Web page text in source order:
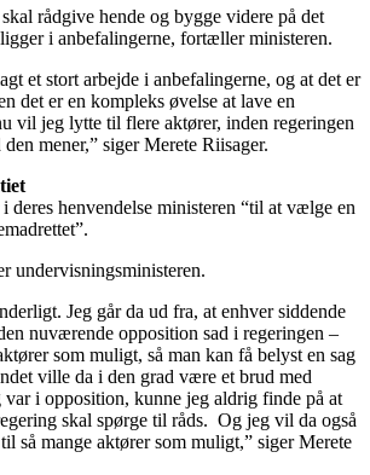
rådgive hende og bygge videre på det
i anbefalingerne, fortæller ministeren.
et stort arbejde i anbefalingerne, og at det er
det er en kompleks øvelse at lave en
vil jeg lytte til flere aktører, inden regeringen
mener,” siger Merete Riisager.
deres henvendelse ministeren “til at vælge en
undervisningsministeren.
Jeg går da ud fra, at enhver siddende
nuværende opposition sad i regeringen –
som muligt, så man kan få belyst en sag
ville da i den grad være et brud med
i opposition, kunne jeg aldrig finde på at
skal spørge til råds. Og jeg vil da også
så mange aktører som muligt,” siger Merete